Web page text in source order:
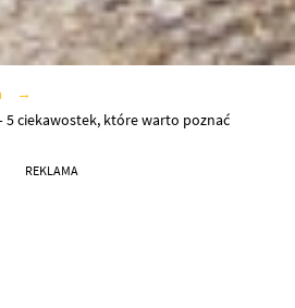
5 ciekawostek, które warto poznać
REKLAMA